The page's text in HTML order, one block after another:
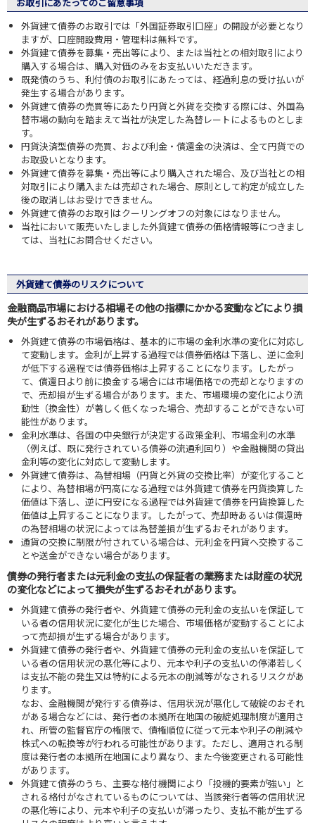
外貨建て債券のお取引では「外国証券取引口座」の開設が必要となり
ますが、口座開設費用・管理料は無料です。
外貨建て債券を募集・売出等により、または当社との相対取引により
購入する場合は、購入対価のみをお支払いいただきます。
既発債のうち、利付債のお取引にあたっては、経過利息の受け払いが
発生する場合があります。
外貨建て債券の売買等にあたり円貨と外貨を交換する際には、外国為
替市場の動向を踏まえて当社が決定した為替レートによるものとしま
す。
円貨決済型債券の売買、および利金・償還金の決済は、全て円貨での
お取扱いとなります。
外貨建て債券を募集・売出等により購入された場合、及び当社との相
対取引により購入または売却された場合、原則として約定が成立した
後の取消しはお受けできません。
外貨建て債券のお取引はクーリングオフの対象にはなりません。
当社において販売いたしました外貨建て債券の価格情報等につきまし
ては、当社にお問合せください。
外貨建て債券のリスクについて
金融商品市場における相場その他の指標にかかる変動などにより損
失が生ずるおそれがあります。
外貨建て債券の市場価格は、基本的に市場の金利水準の変化に対応し
て変動します。金利が上昇する過程では債券価格は下落し、逆に金利
が低下する過程では債券価格は上昇することになります。したがっ
て、償還日より前に換金する場合には市場価格での売却となりますの
で、売却損が生ずる場合があります。また、市場環境の変化により流
動性（換金性）が著しく低くなった場合、売却することができない可
能性があります。
金利水準は、各国の中央銀行が決定する政策金利、市場金利の水準
（例えば、既に発行されている債券の流通利回り）や金融機関の貸出
金利等の変化に対応して変動します。
外貨建て債券は、為替相場（円貨と外貨の交換比率）が変化すること
により、為替相場が円高になる過程では外貨建て債券を円貨換算した
価値は下落し、逆に円安になる過程では外貨建て債券を円貨換算した
価値は上昇することになります。したがって、売却時あるいは償還時
の為替相場の状況によっては為替差損が生ずるおそれがあります。
通貨の交換に制限が付されている場合は、元利金を円貨へ交換するこ
とや送金ができない場合があります。
債券の発行者または元利金の支払の保証者の業務または財産の状況
の変化などによって損失が生ずるおそれがあります。
外貨建て債券の発行者や、外貨建て債券の元利金の支払いを保証して
いる者の信用状況に変化が生じた場合、市場価格が変動することによ
って売却損が生ずる場合があります。
外貨建て債券の発行者や、外貨建て債券の元利金の支払いを保証して
いる者の信用状況の悪化等により、元本や利子の支払いの停滞若しく
は支払不能の発生又は特約による元本の削減等がなされるリスクがあ
ります。
なお、金融機関が発行する債券は、信用状況が悪化して破綻のおそれ
がある場合などには、発行者の本拠所在地国の破綻処理制度が適用さ
れ、所管の監督官庁の権限で、債権順位に従って元本や利子の削減や
株式への転換等が行われる可能性があります。ただし、適用される制
度は発行者の本拠所在地国により異なり、また今後変更される可能性
があります。
外貨建て債券のうち、主要な格付機関により「投機的要素が強い」と
される格付がなされているものについては、当該発行者等の信用状況
の悪化等により、元本や利子の支払いが滞ったり、支払不能が生ずる